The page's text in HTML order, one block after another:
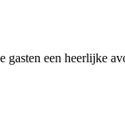
gasten een heerlijke